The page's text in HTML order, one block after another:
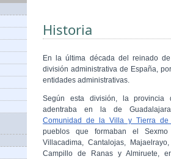
Historia
En la última década del reinado
división administrativa de España,
entidades administrativas.
Según esta división, la provincia
adentraba en la de
Comunidad de la Villa y Tierra de
pueblos que formaban el Sexmo
Villacadima, Cantalojas,
Campillo de Ranas y Almiruete,